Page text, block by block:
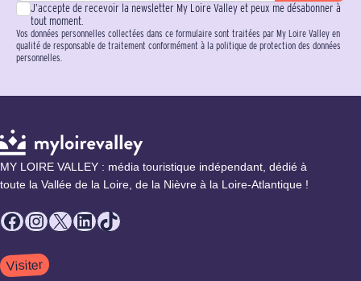
J’accepte de recevoir la newsletter My Loire Valley et peux me désabonner à
tout moment.
Vos données personnelles collectées dans ce formulaire sont traitées par My Loire Valley en
qualité de responsable de traitement conformément à la politique de protection des données
personnelles.
MY LOIRE VALLEY : média touristique indépendant, dédié à
toute la Vallée de la Loire, de la Nièvre à la Loire-Atlantique !
Facebook
Instagram
X LinkedIn
TikTok
Visiter